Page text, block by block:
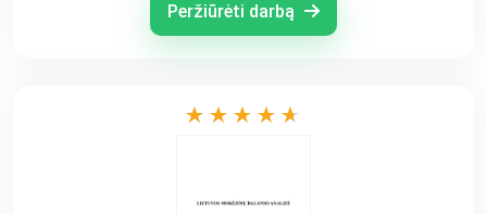
Peržiūrėti darbą